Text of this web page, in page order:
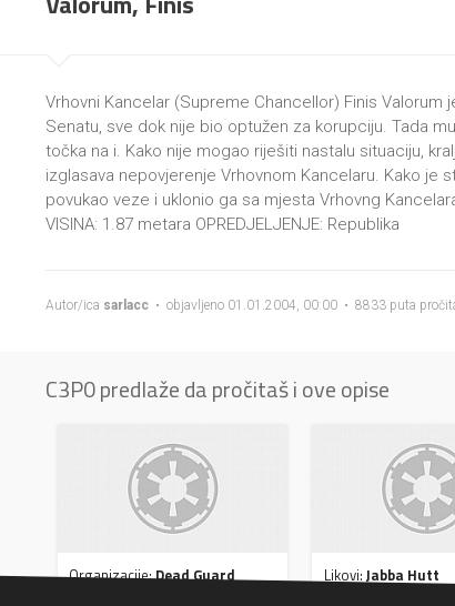
Vrhovni Kancelar (Supreme Chancellor) Finis
Senatu, sve dok nije bio optužen za korupciju. Tada
točka na i. Kako nije mogao riješiti nastalu situaciju,
izglasava nepovjerenje Vrhovnom Kancelaru. Kako je
povukao veze i uklonio ga sa mjesta Vrhovng
VISINA: 1.87 metara OPREDJELJENJE: Republika
Autor/ica sarlacc • objavljeno 01.01.2004, 00:00 • 8833 puta
C3P0 predlaže da pročitaš i ove opise
Organizacije:Dead Guard Likovi: Jabba Hutt